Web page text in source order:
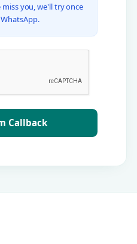
you, we'll try once
Callback